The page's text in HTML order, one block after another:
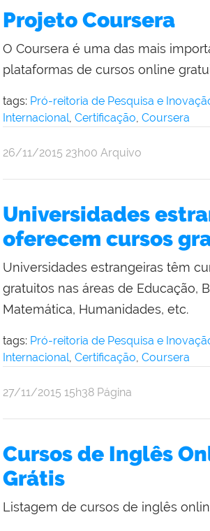
Reitoria
Projeto Coursera
O Coursera é uma das mais
plataformas de cursos online
tags: Pró-reitoria de Pesquisa e
Internacional, Certificação, Coursera
por
Reitoria
publicado
26/11/2015 23h00 Arquivo
Universidades
oferecem cursos
Universidades estrangeiras têm
gratuitos nas áreas de Educação,
Matemática, Humanidades, etc.
tags: Pró-reitoria de Pesquisa e
Internacional, Certificação, Coursera
por
Reitoria
publicado
27/11/2015 15h38 Página
Cursos de Inglês
Grátis
Listagem de cursos de inglês